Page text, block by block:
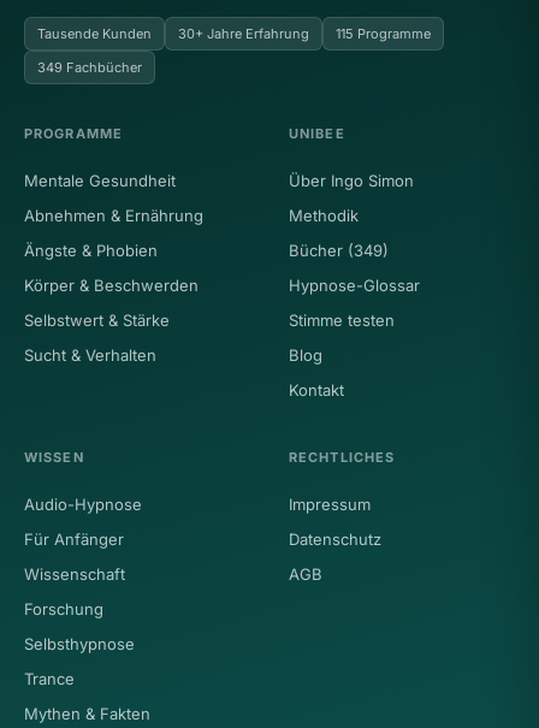
Tausende Kunden 30+ Jahre Erfahrung
115 Programme
349 Fachbücher
PROGRAMME
Mentale Gesundheit
Abnehmen & Ernährung
Ängste & Phobien
Körper & Beschwerden
Selbstwert & Stärke
Sucht & Verhalten
UNIBEE
Über Ingo Simon
Methodik
Bücher (349)
Hypnose-Glossar
Stimme testen
Blog
Kontakt
WISSEN
Audio-Hypnose
Für Anfänger
Wissenschaft
Forschung
Selbsthypnose
Trance
Mythen & Fakten
RECHTLICHES
Impressum
Datenschutz
AGB